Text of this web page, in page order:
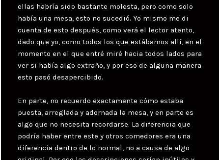
ellas habría sido bastante molesta, pero como solo
había una mesa, esto no sucedió. Yo mismo me di
cuenta de esto después, como verá el lector atento,
dado que yo, como todos los que estábamos allí, en el
momento en el que entré miré hacia todos lados para
ver si había algo extraño, y por eso de alguna manera
esto pasó desapercibido.
En parte, no recuerdo exactamente cómo estaba
puesta, arreglada y adornada la mesa, y en parte es
algo que no necesita recordarse. La diferencia que
podría haber entre este y otros comedores era una
diferencia dentro de lo normal, no a causa de algo